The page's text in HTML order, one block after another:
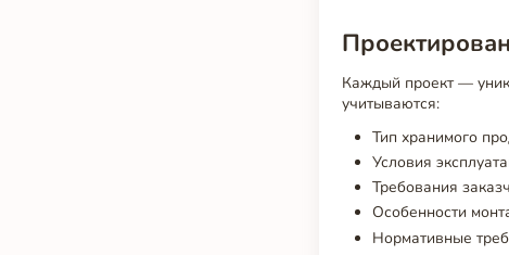
Каждый проект —
учитываются:
Тип хранимого
Условия
Требования
Особенности
Нормативные